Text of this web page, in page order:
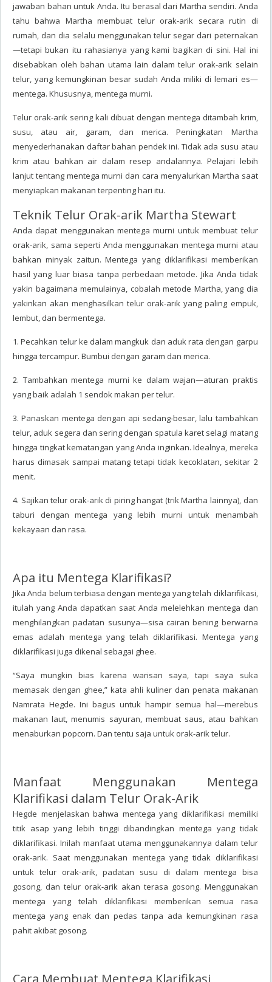
jawaban bahan untuk Anda. Itu berasal dari Martha sendiri. Anda
tahu bahwa Martha membuat telur orak-arik secara rutin di
rumah, dan dia selalu menggunakan telur segar dari peternakan
—tetapi bukan itu rahasianya yang kami bagikan di sini. Hal ini
disebabkan oleh bahan utama lain dalam telur orak-arik selain
telur, yang kemungkinan besar sudah Anda miliki di lemari es—
mentega. Khususnya, mentega murni.
Telur orak-arik sering kali dibuat dengan mentega ditambah krim,
susu, atau air, garam, dan merica. Peningkatan Martha
menyederhanakan daftar bahan pendek ini. Tidak ada susu atau
krim atau bahkan air dalam resep andalannya. Pelajari lebih
lanjut tentang mentega murni dan cara menyalurkan Martha saat
menyiapkan makanan terpenting hari itu.
Teknik Telur Orak-arik Martha Stewart
Anda dapat menggunakan mentega murni untuk membuat telur
orak-arik, sama seperti Anda menggunakan mentega murni atau
bahkan minyak zaitun. Mentega yang diklarifikasi memberikan
hasil yang luar biasa tanpa perbedaan metode. Jika Anda tidak
yakin bagaimana memulainya, cobalah metode Martha, yang dia
yakinkan akan menghasilkan telur orak-arik yang paling empuk,
lembut, dan bermentega.
1. Pecahkan telur ke dalam mangkuk dan aduk rata dengan garpu
hingga tercampur. Bumbui dengan garam dan merica.
2. Tambahkan mentega murni ke dalam wajan—aturan praktis
yang baik adalah 1 sendok makan per telur.
3. Panaskan mentega dengan api sedang-besar, lalu tambahkan
telur, aduk segera dan sering dengan spatula karet selagi matang
hingga tingkat kematangan yang Anda inginkan. Idealnya, mereka
harus dimasak sampai matang tetapi tidak kecoklatan, sekitar 2
menit.
4. Sajikan telur orak-arik di piring hangat (trik Martha lainnya), dan
taburi dengan mentega yang lebih murni untuk menambah
kekayaan dan rasa.
Apa itu Mentega Klarifikasi?
Jika Anda belum terbiasa dengan mentega yang telah diklarifikasi,
itulah yang Anda dapatkan saat Anda melelehkan mentega dan
menghilangkan padatan susunya—sisa cairan bening berwarna
emas adalah mentega yang telah diklarifikasi. Mentega yang
diklarifikasi juga dikenal sebagai ghee.
“Saya mungkin bias karena warisan saya, tapi saya suka
memasak dengan ghee,” kata ahli kuliner dan penata makanan
Namrata Hegde. Ini bagus untuk hampir semua hal—merebus
makanan laut, menumis sayuran, membuat saus, atau bahkan
menaburkan popcorn. Dan tentu saja untuk orak-arik telur.
Manfaat Menggunakan Mentega
Klarifikasi dalam Telur Orak-Arik
Hegde menjelaskan bahwa mentega yang diklarifikasi memiliki
titik asap yang lebih tinggi dibandingkan mentega yang tidak
diklarifikasi. Inilah manfaat utama menggunakannya dalam telur
orak-arik. Saat menggunakan mentega yang tidak diklarifikasi
untuk telur orak-arik, padatan susu di dalam mentega bisa
gosong, dan telur orak-arik akan terasa gosong. Menggunakan
mentega yang telah diklarifikasi memberikan semua rasa
mentega yang enak dan pedas tanpa ada kemungkinan rasa
pahit akibat gosong.
Cara Membuat Mentega Klarifikasi